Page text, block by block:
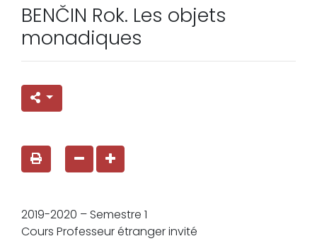
BENČIN Rok. Les objets
monadiques
2019-2020 – Semestre 1
Cours Professeur étranger invité